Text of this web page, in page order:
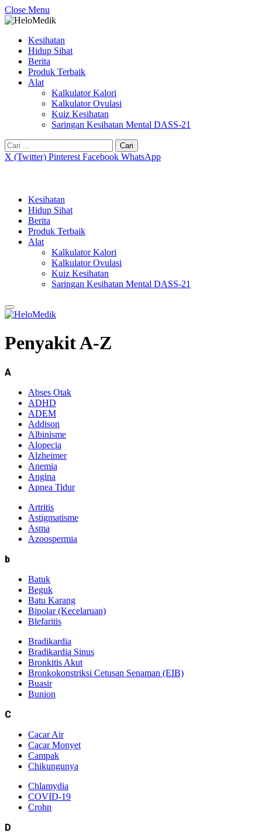
Close Menu
Kesihatan
Hidup Sihat
Berita
Produk Terbaik
Alat
Kalkulator Kalori
Kalkulator Ovulasi
Kuiz Kesihatan
Saringan Kesihatan Mental DASS-21
Cari:
X (Twitter) Pinterest Facebook WhatsApp
Kesihatan
Hidup Sihat
Berita
Produk Terbaik
Alat
Kalkulator Kalori
Kalkulator Ovulasi
Kuiz Kesihatan
Saringan Kesihatan Mental DASS-21
Penyakit A-Z
A
Abses Otak
ADHD
ADEM
Addison
Albinisme
Alopecia
Alzheimer
Anemia
Angina
Apnea Tidur
Artritis
Astigmatisme
Asma
Azoospermia
b
Batuk
Beguk
Batu Karang
Bipolar (Kecelaruan)
Blefaritis
Bradikardia
Bradikardia Sinus
Bronkitis Akut
Bronkokonstriksi Cetusan Senaman (EIB)
Buasir
Bunion
C
Cacar Air
Cacar Monyet
Campak
Chikungunya
Chlamydia
COVID-19
Crohn
D